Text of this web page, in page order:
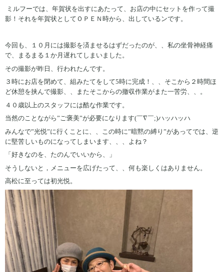
ミルフーでは、年賀状を出すにあたって、お店の中にセットを作って撮
影！それを年賀状としてＯＰＥＮ時から、出しているンです。
今回も、１０月には撮影を済ませるはずだったのが、、私の坐骨神経痛
で、まるまる１か月遅れてしまいました。
その撮影が昨日、行われたんです。
３時にお店を閉めて、組みたてをして5時に完成！、、そこから２時間ほ
ど休憩を挟んで撮影、、またそこからの撤収作業がまた一苦労、、。
４０歳以上のスタッフには酷な作業です。
当然のことながら”ご褒美”が必要になります(￣∇￣;)ハッハッハ
みんなで”光悦”に行くことに、、この時に”暗黙の縛り”があってでは、逆
に堅苦しいものになってしまいます、、、よね？
「好きなのを、たのんでいいから、」
そうしないと，メニューを広げたって、、何も楽しくはありません。
高松に至っては初光悦。